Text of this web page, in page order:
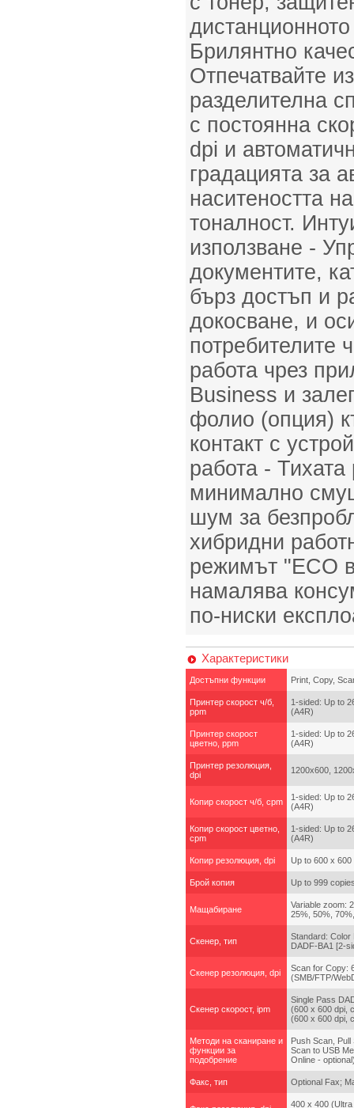
Брилянтно
Отпечатвайте
разделителна
с постоянна
dpi и
градацията за
наситеността
тоналност.
използване -
документите,
бърз достъп и
докосване, и
потребителите
работа чрез
Business и
фолио (опция)
контакт с
работа - Тихата
минимално
шум за
хибридни
режимът "ECO
намалява
по-ниски
Характеристики
Достъпни функции Print, Copy,
Принтер скорост ч/б,
ppm
1-sided: Up to
(A4R)
Принтер скорост
цветно, ppm
1-sided: Up to
(A4R)
Принтер резолюция,
dpi
1200x600,
Копир скорост ч/б, cpm
1-sided: Up to
(A4R)
Копир скорост цветно,
cpm
1-sided: Up to
(A4R)
Копир резолюция, dpi Up to 600 x 600
Брой копия Up to 999
Мащабиране
Variable zoom:
25%, 50%,
Скенер, тип
Standard: Color
DADF-BA1 [2-
Скенер резолюция, dpi
Scan for Copy:
(SMB/FTP/
Скенер скорост, ipm
Single Pass
(600 x 600 dpi,
(600 x 600 dpi,
Методи на сканиране и
функции за
подобрение
Push Scan,
Scan to USB
Online -
Факс, тип Optional Fax;
400 x 400